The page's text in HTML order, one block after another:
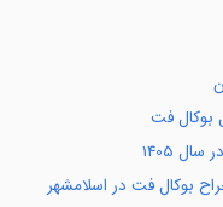
بوکال فت
1405
بوکال فت در اسلامشهر